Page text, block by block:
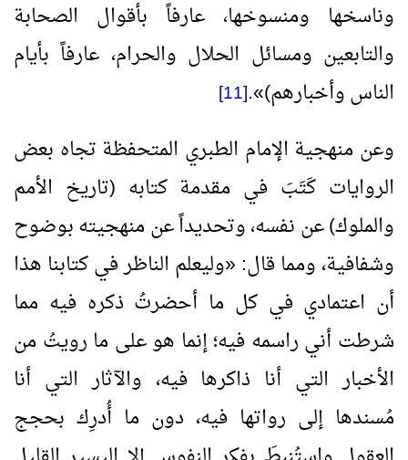
وناسخها ومنسوخها، عارفاً بأقوال الصحابة
والتابعين ومسائل الحلال والحرام، عارفاً بأيام
الناس وأخبارهم)»
.
[11]
وعن منهجية الإمام الطبري المتحفظة تجاه بعض
الروايات كَتَبَ في مقدمة كتابه (تاريخ الأمم
والملوك) عن نفسه، وتحديداً عن منهجيته بوضوح
وشفافية، ومما قال: «وليعلم الناظر في كتابنا هذا
أن اعتمادي في كل ما أحضرتُ ذكره فيه مما
شرطت أني راسمه فيه؛ إنما هو على ما رويتُ من
الأخبار التي أنا ذاكرها فيه، والآثار التي أنا
مُسندها إلى رواتها فيه، دون ما أُدرِك بحجج